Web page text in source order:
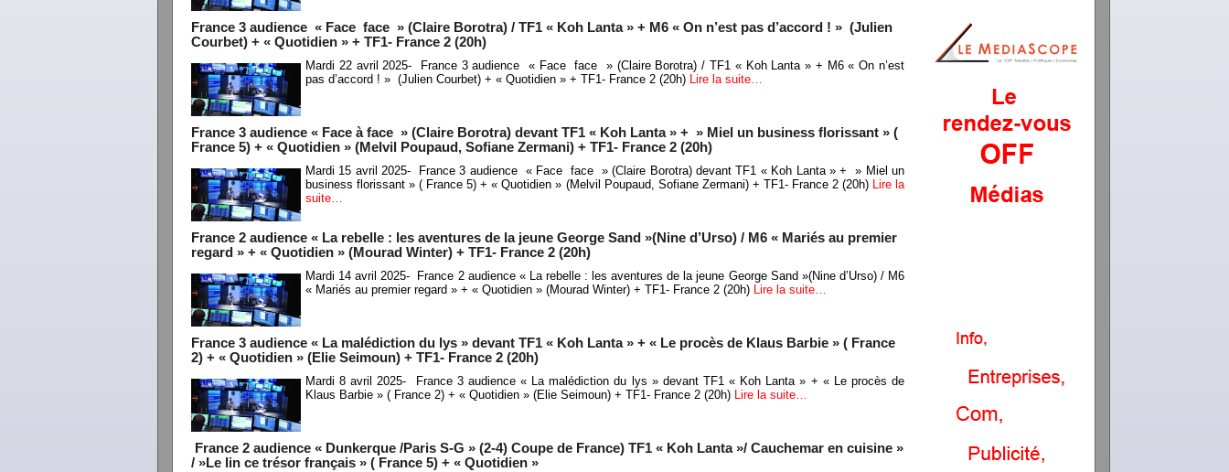
France 3 audience « Face face » (Claire Borotra) / TF1 « Koh Lanta » + M6 « On n’est pas d’accord ! » (Julien
Courbet) + « Quotidien » + TF1- France 2 (20h)
Mardi 22 avril 2025- France 3 audience « Face face » (Claire Borotra) / TF1 « Koh Lanta » + M6 « On n’est
pas d’accord ! » (Julien Courbet) + « Quotidien » + TF1- France 2 (20h)
Lire la suite…
France 3 audience « Face à face » (Claire Borotra) devant TF1 « Koh Lanta » + » Miel un business florissant » (
France 5) + « Quotidien » (Melvil Poupaud, Sofiane Zermani) + TF1- France 2 (20h)
Mardi 15 avril 2025- France 3 audience « Face face » (Claire Borotra) devant TF1 « Koh Lanta » + » Miel un
business florissant » ( France 5) + « Quotidien » (Melvil Poupaud, Sofiane Zermani) + TF1- France 2 (20h)
Lire la
suite…
France 2 audience « La rebelle : les aventures de la jeune George Sand »(Nine d’Urso) / M6 « Mariés au premier
regard » + « Quotidien » (Mourad Winter) + TF1- France 2 (20h)
Mardi 14 avril 2025- France 2 audience « La rebelle : les aventures de la jeune George Sand »(Nine d’Urso) / M6
« Mariés au premier regard » + « Quotidien » (Mourad Winter) + TF1- France 2 (20h) Lire la suite…
France 3 audience « La malédiction du lys » devant TF1 « Koh Lanta » + « Le procès de Klaus Barbie » ( France
2) + « Quotidien » (Elie Seimoun) + TF1- France 2 (20h)
Mardi 8 avril 2025- France 3 audience « La malédiction du lys » devant TF1 « Koh Lanta » + « Le procès de
Klaus Barbie » ( France 2) + « Quotidien » (Elie Seimoun) + TF1- France 2 (20h) Lire la suite…
France 2 audience « Dunkerque /Paris S-G » (2-4) Coupe de France) TF1 « Koh Lanta »/ Cauchemar en cuisine »
/ »Le lin ce trésor français » ( France 5) + « Quotidien »